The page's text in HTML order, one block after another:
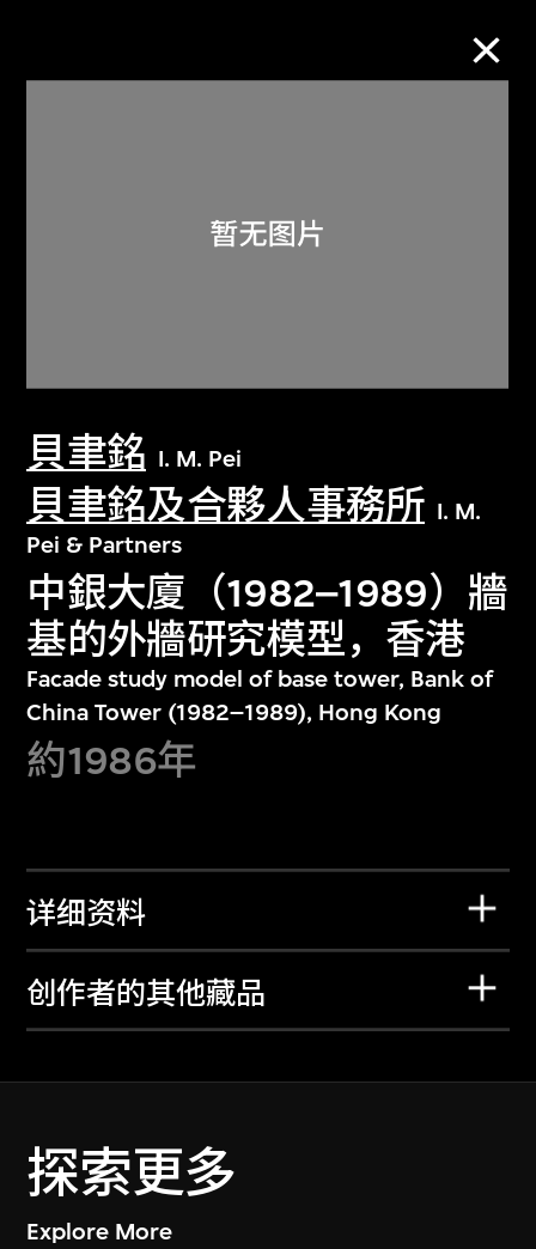
貝聿銘 I. M. Pei
貝聿銘及合夥人事務所 I. M.
Pei & Partners
中銀大廈（1982–1989）牆
基的外牆研究模型，香港
Facade study model of base tower, Bank of
China Tower (1982–1989), Hong Kong
約1986年
详细资料
创作者的其他藏品
探索更多
Explore More
关于M+藏品
探索世界顶级的二十及二十一世纪视觉
文化藏品。